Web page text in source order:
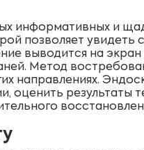
информативных и
позволяет увидеть
выводится на
Метод
направлениях.
оценить результаты